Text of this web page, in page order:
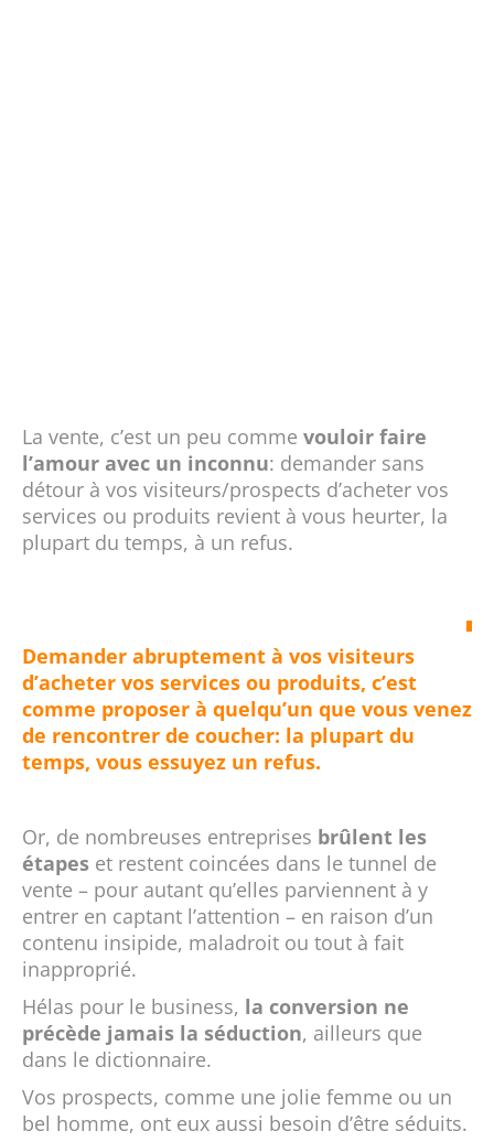
La vente, c’est un peu comme vouloir faire
l’amour avec un inconnu: demander sans
détour à vos visiteurs/prospects d’acheter vos
services ou produits revient à vous heurter, la
plupart du temps, à un refus.
Demander abruptement à vos visiteurs
d’acheter vos services ou produits, c’est
comme proposer à quelqu’un que vous venez
de rencontrer de coucher: la plupart du
temps, vous essuyez un refus.
Or, de nombreuses entreprises brûlent les
étapes et restent coincées dans le tunnel de
vente – pour autant qu’elles parviennent à y
entrer en captant l’attention – en raison d’un
contenu insipide, maladroit ou tout à fait
inapproprié.
Hélas pour le business, la conversion ne
précède jamais la séduction, ailleurs que
dans le dictionnaire.
Vos prospects, comme une jolie femme ou un
bel homme, ont eux aussi besoin d’être séduits.